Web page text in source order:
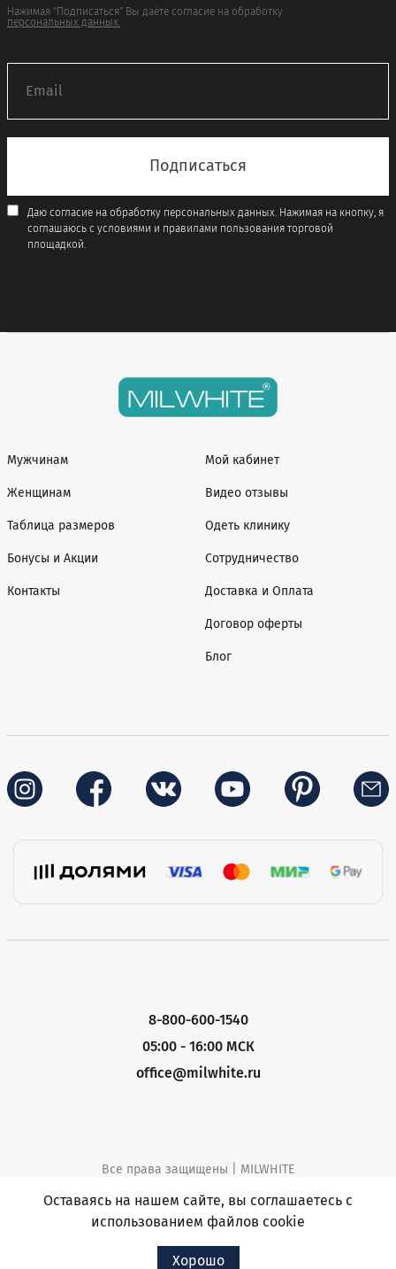
Нажимая "Подписаться" Вы даёте согласие на обработку
персональных данных.
Даю согласие на обработку персональных данных. Нажимая на кнопку, я
соглашаюсь с условиями и правилами пользования торговой
площадкой.
Мужчинам
Женщинам
Таблица размеров
Бонусы и Акции
Контакты
Мой кабинет
Видео отзывы
Одеть клинику
Сотрудничество
Доставка и Оплата
Договор оферты
Блог
8-800-600-1540
05:00 - 16:00 МСК
office@milwhite.ru
Все права защищены | MILWHITE
Политика конфиденциальности
Разработка и продвижение
Оставаясь на нашем сайте, вы соглашаетесь с
использованием файлов cookie
Хорошо